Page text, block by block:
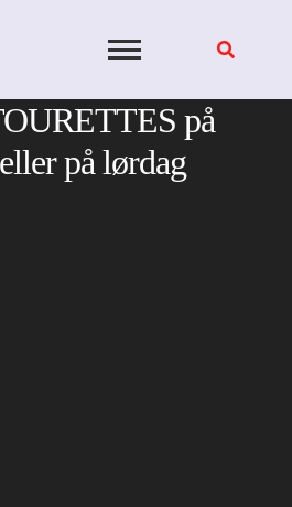
på
på lørdag